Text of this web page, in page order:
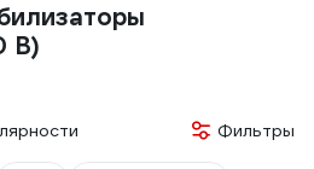
В)
Фильтры